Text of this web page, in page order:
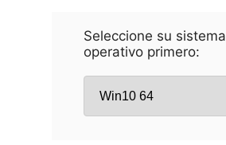
Seleccione su sistema
operativo primero: